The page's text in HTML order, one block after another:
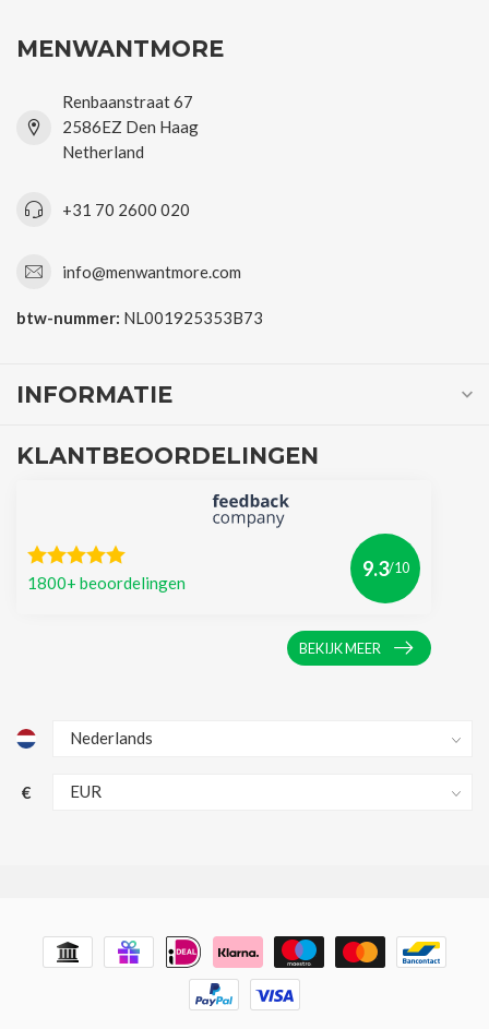
MENWANTMORE
Renbaanstraat 67
2586EZ Den Haag
Netherland
+31 70 2600 020
info@menwantmore.com
btw-nummer: NL001925353B73
INFORMATIE
KLANTBEOORDELINGEN
1800+ beoordelingen
9.3/10
BEKIJK MEER
€